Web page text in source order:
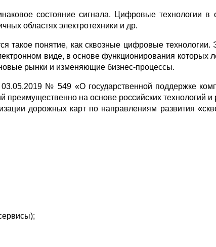
состояние сигнала. Цифровые технологии
областях электротехники и др.
такое понятие, как сквозные цифровые
виде, в основе функционирования
рынки и изменяющие бизнес-процессы.
№ 549 «О государственной поддержке
на основе российских
дорожных карт по направлениям развития